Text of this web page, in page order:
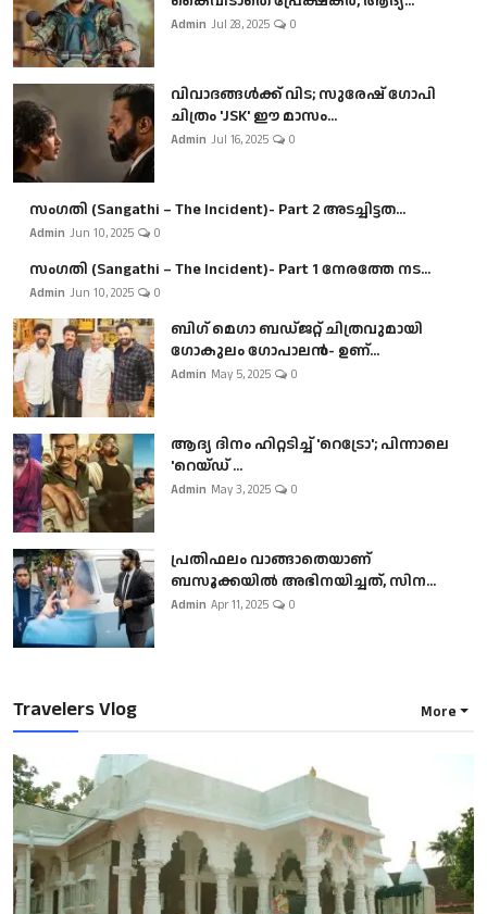
Admin Jul 28, 2025 0
വിവാദങ്ങൾക്ക് വിട; സുരേഷ് ഗോപി
ചിത്രം 'JSK' ഈ മാസം...
Admin Jul 16, 2025 0
സംഗതി (Sangathi – The Incident)- Part 2 അടച്ചിട്ടത...
Admin Jun 10, 2025 0
സംഗതി (Sangathi – The Incident)- Part 1 നേരത്തേ നട...
Admin Jun 10, 2025 0
ബി​ഗ് മെഗാ ബഡ്ജറ്റ് ചിത്രവുമായി
ഗോകുലം ഗോപാലൻ- ഉണ്...
Admin May 5, 2025 0
ആദ്യ ദിനം ഹിറ്റടിച്ച് 'റെട്രോ'; പിന്നാലെ
'റെയ്ഡ് ...
Admin May 3, 2025 0
പ്രതിഫലം വാങ്ങാതെയാണ്
ബസൂക്കയില്‍ അഭിനയിച്ചത്, സിന...
Admin Apr 11, 2025 0
Travelers Vlog More